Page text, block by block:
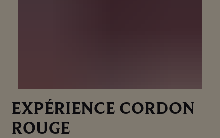
EXPÉRIENCE CORDON
ROUGE